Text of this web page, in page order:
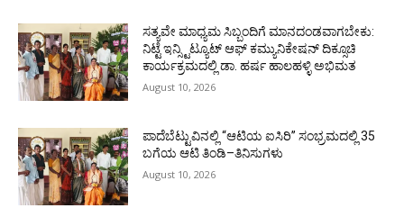
ಸತ್ಯವೇ ಮಾಧ್ಯಮ ಸಿಬ್ಬಂದಿಗೆ ಮಾನದಂಡವಾಗಬೇಕು:
ನಿಟ್ಟೆ ಇನ್ಸ್ಟಿಟ್ಯೂಟ್ ಆಫ್ ಕಮ್ಯುನಿಕೇಷನ್ ದಿಕ್ಸೂಚಿ
ಕಾರ್ಯಕ್ರಮದಲ್ಲಿ ಡಾ. ಹರ್ಷ ಹಾಲಹಳ್ಳಿ ಅಭಿಮತ
August 10, 2026
ಪಾದೆಬೆಟ್ಟುವಿನಲ್ಲಿ “ಆಟಿಯ ಐಸಿರಿ’’ ಸಂಭ್ರಮದಲ್ಲಿ 35
ಬಗೆಯ ಆಟಿ ತಿಂಡಿ–ತಿನಿಸುಗಳು
August 10, 2026